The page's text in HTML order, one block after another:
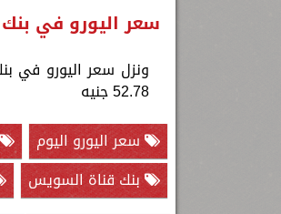
سعر اليورو في بنك QNB الأهلي
52.78 جنيه
سعر اليورو اليوم
بنك قناة السويس